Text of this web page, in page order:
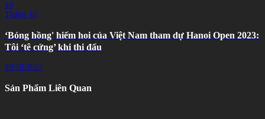
10
Tháng 10
‘Bóng hồng' hiếm hoi của Việt Nam tham dự Hanoi Open 2023:
Tôi ‘tê cứng’ khi thi đấu
10/10/2023
Sản Phẩm Liên Quan